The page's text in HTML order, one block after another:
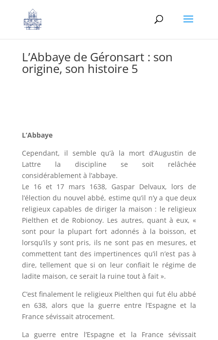
L’Abbaye de Géronsart : son
origine, son histoire 5
L’Abbaye
Cependant, il semble qu’à la mort d’Augustin de
Lattre la discipline se soit relâchée
considérablement à l’abbaye.
Le 16 et 17 mars 1638, Gaspar Delvaux, lors de
l’élection du nouvel abbé, estime qu’il n’y a que deux
religieux capables de diriger la maison : le religieux
Pielthen et de Robionoy. Les autres, quant à eux, «
sont pour la plupart fort adonnés à la boisson, et
lorsqu’ils y sont pris, ils ne sont pas en mesures, et
commettent tant des impertinences qu’il n’est pas à
dire, tellement que si on leur confiait le régime de
ladite maison, ce serait la ruine tout à fait ».
C’est finalement le religieux Pielthen qui fut élu abbé
en 638, alors que la guerre entre l’Espagne et la
France sévissait atrocement.
La guerre entre l’Espagne et la France sévissait